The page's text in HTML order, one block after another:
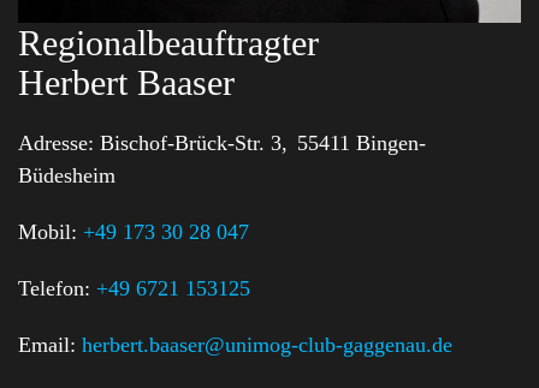
Regionalbeauftragter
Herbert Baaser
Adresse: Bischof-Brück-Str. 3, 55411 Bingen-
Büdesheim
Mobil: +49 173 30 28 047
Telefon: +49 6721 153125
Email: herbert.baaser@unimog-club-gaggenau.de